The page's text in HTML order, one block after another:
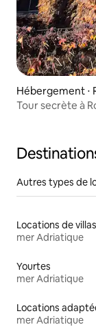
Hébergement ⋅
Tour secrète à
Autres types de
Locations de villas
mer Adriatique
Yourtes
mer Adriatique
mer Adriatique